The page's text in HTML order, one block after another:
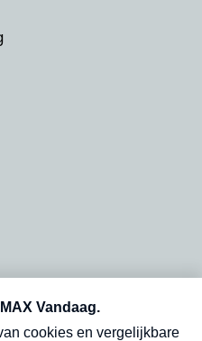
dinsdagochtend in